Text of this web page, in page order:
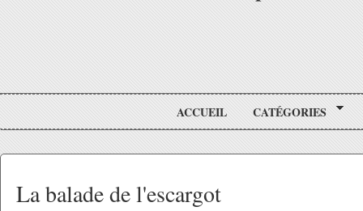
ACCUEIL CATÉGORIES
La balade de l'escargot